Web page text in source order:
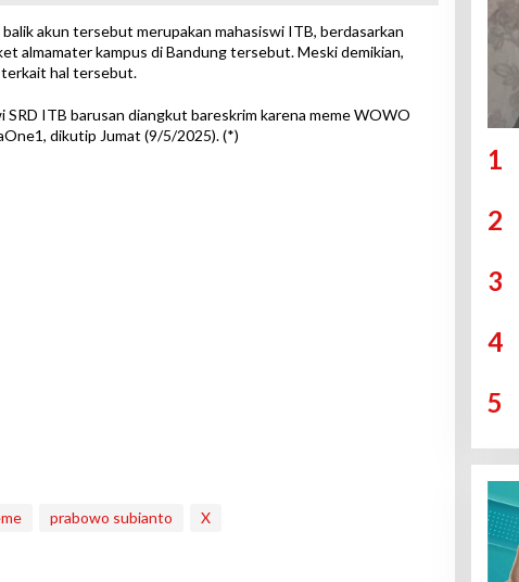
akun tersebut merupakan mahasiswi ITB, berdasarkan
almamater kampus di Bandung tersebut. Meski demikian,
terkait hal tersebut.
ITB barusan diangkut bareskrim karena meme WOWO
dikutip Jumat (9/5/2025). (*)
prabowo subianto X
1
2
3
4
5